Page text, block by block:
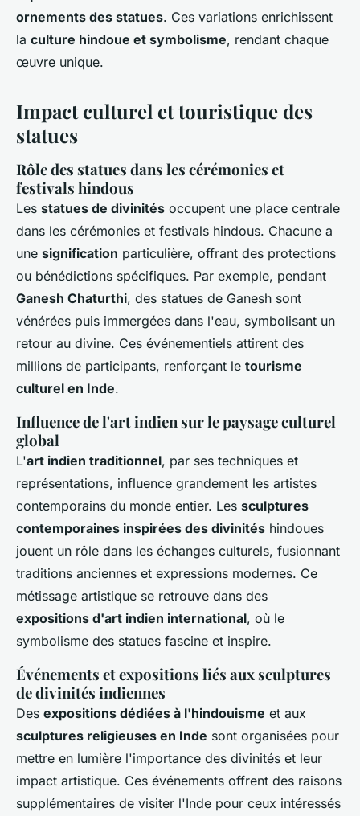
ornements des statues. Ces variations enrichissent
la culture hindoue et symbolisme, rendant chaque
œuvre unique.
Impact culturel et touristique des
statues
Rôle des statues dans les cérémonies et
festivals hindous
Les statues de divinités occupent une place centrale
dans les cérémonies et festivals hindous. Chacune a
une signification particulière, offrant des protections
ou bénédictions spécifiques. Par exemple, pendant
Ganesh Chaturthi, des statues de Ganesh sont
vénérées puis immergées dans l'eau, symbolisant un
retour au divine. Ces événementiels attirent des
millions de participants, renforçant le tourisme
culturel en Inde.
Influence de l'art indien sur le paysage culturel
global
L'art indien traditionnel, par ses techniques et
représentations, influence grandement les artistes
contemporains du monde entier. Les sculptures
contemporaines inspirées des divinités hindoues
jouent un rôle dans les échanges culturels, fusionnant
traditions anciennes et expressions modernes. Ce
métissage artistique se retrouve dans des
expositions d'art indien international, où le
symbolisme des statues fascine et inspire.
Événements et expositions liés aux sculptures
de divinités indiennes
Des expositions dédiées à l'hindouisme et aux
sculptures religieuses en Inde sont organisées pour
mettre en lumière l'importance des divinités et leur
impact artistique. Ces événements offrent des raisons
supplémentaires de visiter l'Inde pour ceux intéressés